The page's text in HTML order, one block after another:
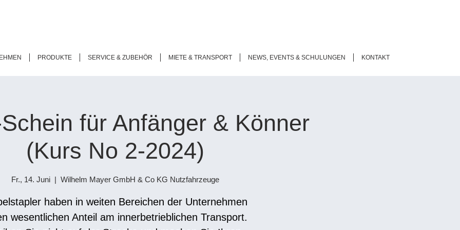
PRODUKTE SERVICE & ZUBEHÖR MIETE & TRANSPORT NEWS, EVENTS & SCHULUNGEN KONTAKT
für Anfänger & Könner
(Kurs No 2-2024)
Fr., 14. Juni
  |
Wilhelm Mayer GmbH & Co KG Nutzfahrzeuge
haben in weiten Bereichen der Unternehmen
wesentlichen Anteil am innerbetrieblichen Transport.